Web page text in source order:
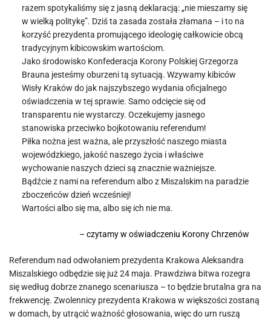
razem spotykaliśmy się z jasną deklaracją: „nie mieszamy się
w wielką politykę”. Dziś ta zasada została złamana – i to na
korzyść prezydenta promującego ideologię całkowicie obcą
tradycyjnym kibicowskim wartościom.
Jako środowisko Konfederacja Korony Polskiej Grzegorza
Brauna jesteśmy oburzeni tą sytuacją. Wzywamy kibiców
Wisły Kraków do jak najszybszego wydania oficjalnego
oświadczenia w tej sprawie. Samo odcięcie się od
transparentu nie wystarczy. Oczekujemy jasnego
stanowiska przeciwko bojkotowaniu referendum!
Piłka nożna jest ważna, ale przyszłość naszego miasta
wojewódzkiego, jakość naszego życia i właściwe
wychowanie naszych dzieci są znacznie ważniejsze.
Bądźcie z nami na referendum albo z Miszalskim na paradzie
zboczeńców dzień wcześniej!
Wartości albo się ma, albo się ich nie ma.
– czytamy w oświadczeniu Korony Chrzenów
Referendum nad odwołaniem prezydenta Krakowa Aleksandra
Miszalskiego odbędzie się już 24 maja. Prawdziwa bitwa rozegra
się według dobrze znanego scenariusza – to będzie brutalna gra na
frekwencję. Zwolennicy prezydenta Krakowa w większości zostaną
w domach, by utrącić ważność głosowania, więc do urn ruszą